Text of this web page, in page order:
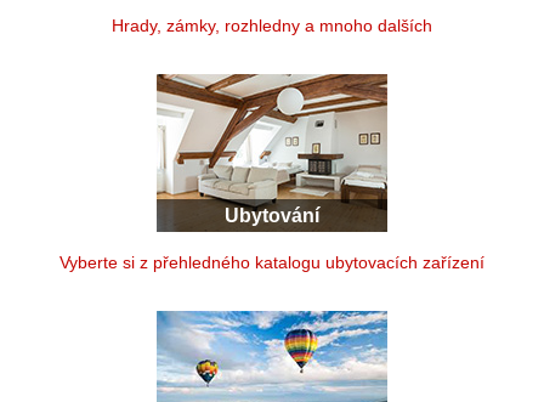
Hrady, zámky, rozhledny a mnoho dalších
Ubytování
Vyberte si z přehledného katalogu ubytovacích zařízení